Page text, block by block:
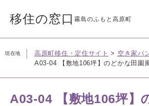
頭
す。
移住の窓口 霧島のふもと高原町
現在地 高原町移住・定住サイト > 空き家バ
A03-04 【敷地106坪】のどかな田園
A03-04 【敷地106坪】